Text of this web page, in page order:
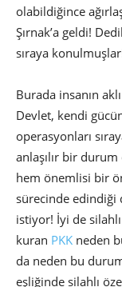
olabildiğince
Şırnak’a geldi!
sıraya
Burada insanın
Devlet, kendi
operasyonları
anlaşılır bir
hem önemlisi bir
sürecinde
istiyor! İyi de
kuran PKK neden
da neden bu
eşliğinde silahlı